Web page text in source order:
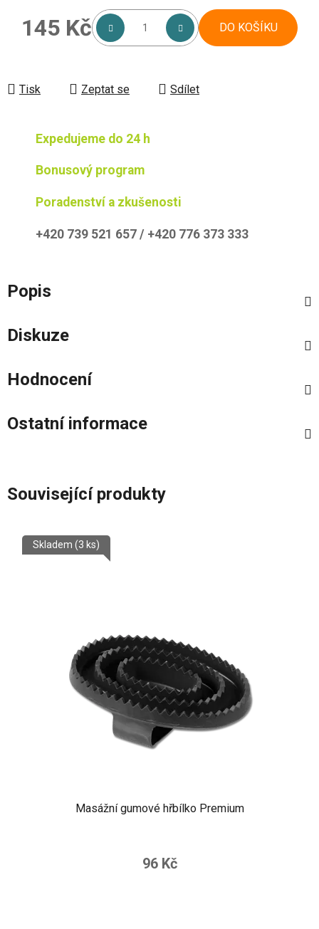
145 Kč DO KOŠÍKU
Tisk Zeptat se Sdílet
Expedujeme do 24 h
Bonusový program
Poradenství a zkušenosti
+420 739 521 657 / +420 776 373 333
Popis
Diskuze
Hodnocení
Ostatní informace
Související produkty
Masážní gumové hřbílko Premium
Skladem (3 ks)
96 Kč